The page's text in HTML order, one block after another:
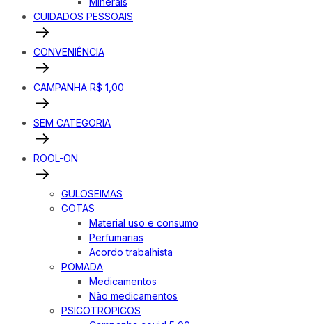
CUIDADOS PESSOAIS
CONVENIÊNCIA
CAMPANHA R$ 1,00
SEM CATEGORIA
ROOL-ON
GULOSEIMAS
GOTAS
Material uso e consumo
Perfumarias
Acordo trabalhista
POMADA
Medicamentos
Não medicamentos
PSICOTROPICOS